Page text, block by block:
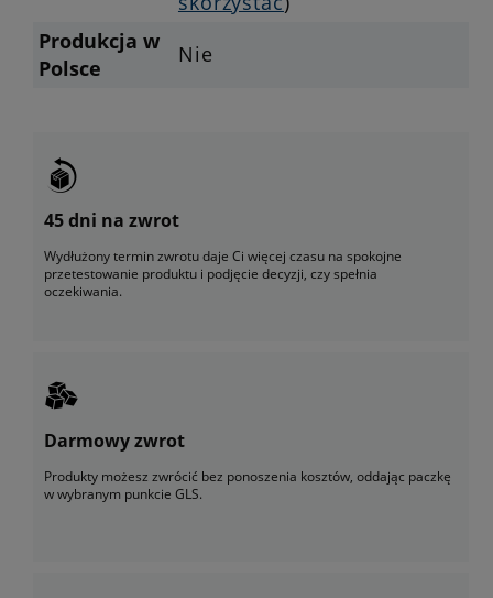
Produkcja w
Polsce
Nie
45 dni na zwrot
Wydłużony termin zwrotu daje Ci więcej czasu na spokojne
przetestowanie produktu i podjęcie decyzji, czy spełnia
oczekiwania.
Darmowy zwrot
Produkty możesz zwrócić bez ponoszenia kosztów, oddając paczkę
w wybranym punkcie GLS.